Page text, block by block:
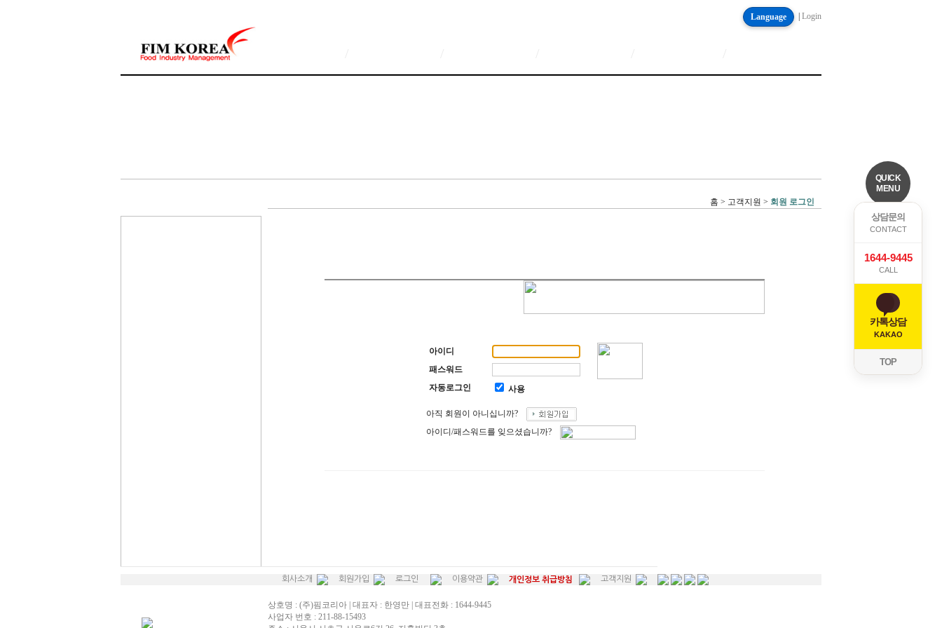
QUICK
MENU
상담문의
CONTACT
1644-9445
CALL
카톡상담
KAKAO
TOP
Language | Login
홈 > 고객지원 > 회원 로그인
아이디
패스워드
자동로그인
사용
아직 회원이 아니십니까?
아이디/패스워드를 잊으셨습니까?
회사소개 회원가입 로그인 이용약관 개인정보 취급방침 고객지원
상호명 : (주)핌코리아 | 대표자 : 한영만 | 대표전화 : 1644-9445
사업자 번호 : 211-88-15493